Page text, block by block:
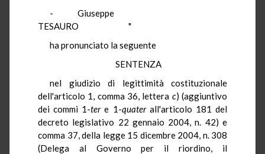
- Giuseppe
TESAURO "
ha pronunciato la seguente
SENTENZA
nel giudizio di legittimità costituzionale
dell'articolo 1, comma 36, lettera c) (aggiuntivo
dei commi 1-tere 1-quaterall'articolo 181 del
decreto legislativo 22 gennaio 2004, n. 42) e
comma 37, della legge 15 dicembre 2004, n. 308
(Delega al Governo per il riordino, il